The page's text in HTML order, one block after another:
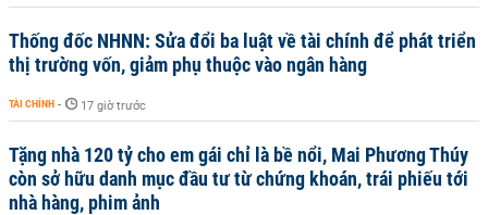
Thống đốc NHNN: Sửa đổi ba luật về tài chính để phát triển
thị trường vốn, giảm phụ thuộc vào ngân hàng
TÀI CHÍNH - 17 giờ trước
Tặng nhà 120 tỷ cho em gái chỉ là bề nổi, Mai Phương Thúy
còn sở hữu danh mục đầu tư từ chứng khoán, trái phiếu tới
nhà hàng, phim ảnh